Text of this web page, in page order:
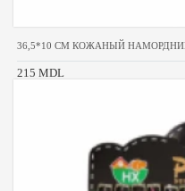
36,5*10 CM КОЖАНЫЙ
215 MDL